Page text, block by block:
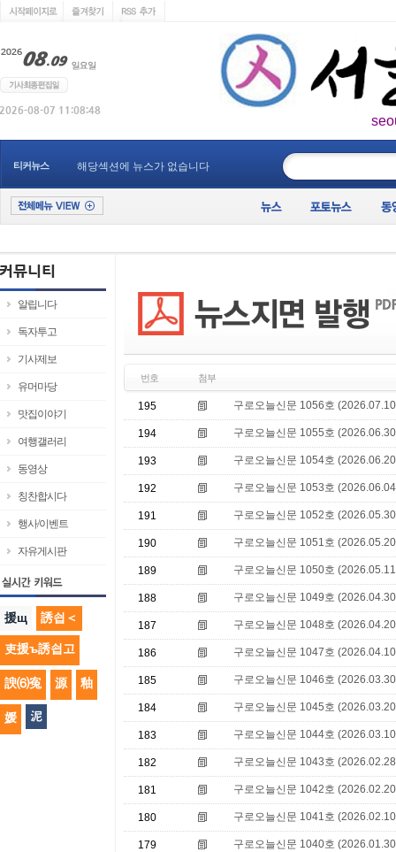
티커뉴스 해당섹션에 뉴스가 없습니다
알립니다
독자투고
기사제보
유머마당
맛집이야기
여행갤러리
동영상
칭찬합시다
행사/이벤트
자유게시판
援щ 誘쇱＜
吏援ъ誘쇱고
諛⑹寃 源 釉
媛 泥
번호 첨부
195 구로오늘신문 1056호
194 구로오늘신문 1055호
193 구로오늘신문 1054호
192 구로오늘신문 1053호
191 구로오늘신문 1052호
190 구로오늘신문 1051호
189 구로오늘신문 1050호
188 구로오늘신문 1049호
187 구로오늘신문 1048호
186 구로오늘신문 1047호
185 구로오늘신문 1046호
184 구로오늘신문 1045호
183 구로오늘신문 1044호
182 구로오늘신문 1043호
181 구로오늘신문 1042호
180 구로오늘신문 1041호
179 구로오늘신문 1040호